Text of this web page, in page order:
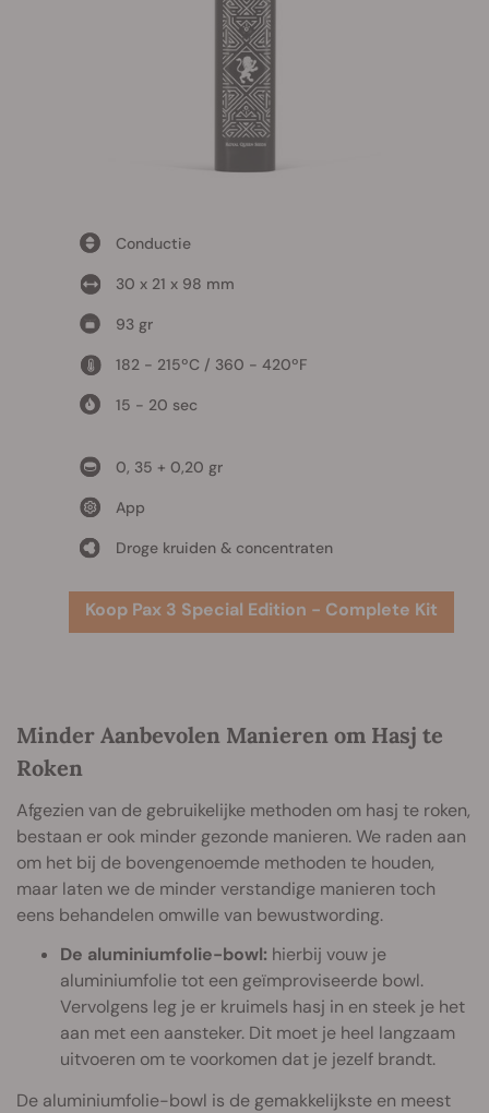
Conductie
30 x 21 x 98 mm
93 gr
182 - 215ºC / 360 - 420ºF
15 - 20 sec
0, 35 + 0,20 gr
App
Droge kruiden & concentraten
Koop Pax 3 Special Edition - Complete Kit
Minder Aanbevolen Manieren om Hasj te
Roken
Afgezien van de gebruikelijke methoden om hasj te roken,
bestaan er ook minder gezonde manieren. We raden aan
om het bij de bovengenoemde methoden te houden,
maar laten we de minder verstandige manieren toch
eens behandelen omwille van bewustwording.
De aluminiumfolie-bowl: hierbij vouw je
aluminiumfolie tot een geïmproviseerde bowl.
Vervolgens leg je er kruimels hasj in en steek je het
aan met een aansteker. Dit moet je heel langzaam
uitvoeren om te voorkomen dat je jezelf brandt.
De aluminiumfolie-bowl is de gemakkelijkste en meest